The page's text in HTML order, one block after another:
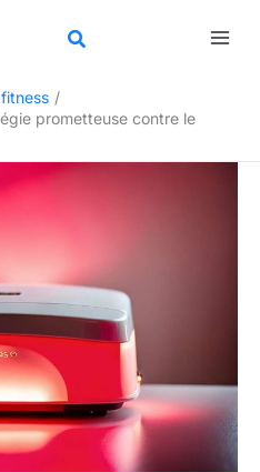
prometteuse contre le